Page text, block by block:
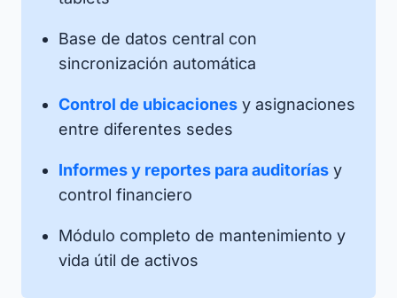
Base de datos central con
sincronización automática
Control de ubicaciones y asignaciones
entre diferentes sedes
Informes y reportes para auditorías y
control financiero
Módulo completo de mantenimiento y
vida útil de activos